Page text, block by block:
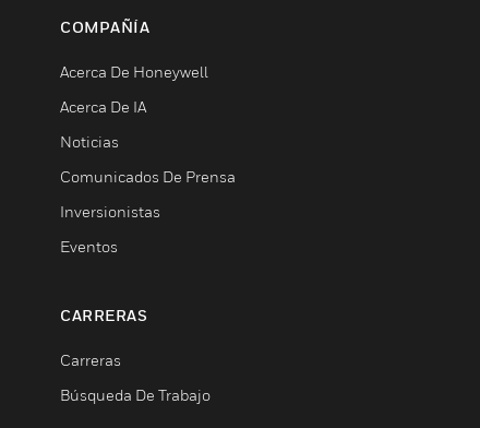
COMPAÑÍA
Acerca De Honeywell
Acerca De IA
Noticias
Comunicados De Prensa
Inversionistas
Eventos
CARRERAS
Carreras
Búsqueda De Trabajo